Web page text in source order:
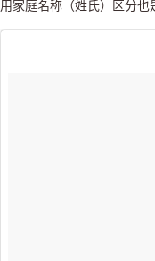
用家庭名称（姓氏）区分也